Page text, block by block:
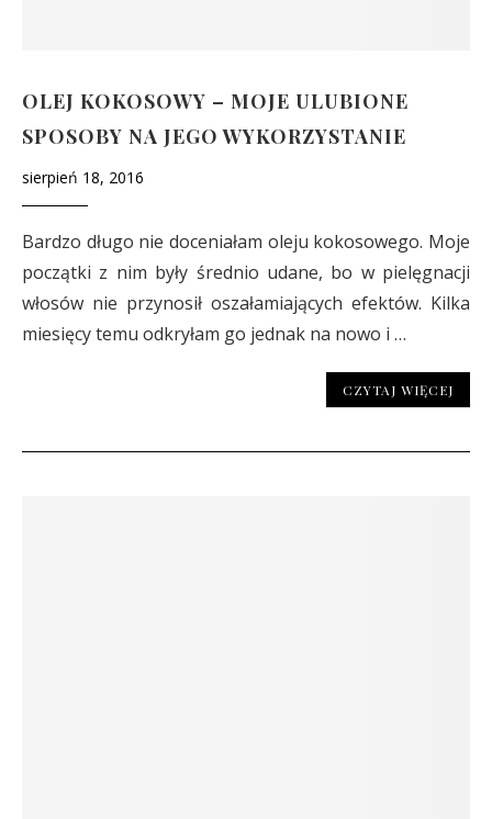
OLEJ KOKOSOWY – MOJE ULUBIONE
SPOSOBY NA JEGO WYKORZYSTANIE
sierpień 18, 2016
Bardzo długo nie doceniałam oleju kokosowego. Moje
początki z nim były średnio udane, bo w pielęgnacji
włosów nie przynosił oszałamiających efektów. Kilka
miesięcy temu odkryłam go jednak na nowo i …
CZYTAJ WIĘCEJ